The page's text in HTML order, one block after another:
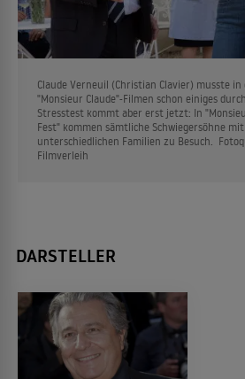
Claude Verneuil (Christian Clavier) musste in
"Monsieur Claude"-Filmen schon einiges
Stresstest kommt aber erst jetzt: In
Fest" kommen sämtliche Schwiegersöhne
unterschiedlichen Familien zu Besuch.
Filmverleih
DARSTELLER